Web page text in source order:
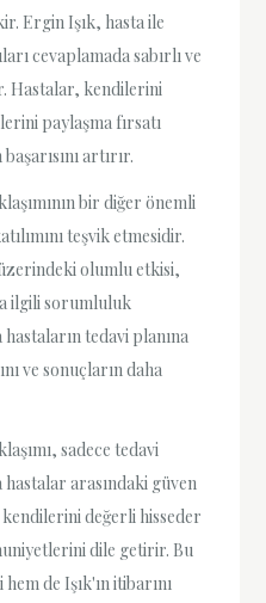
Ergin Işık, hasta ile
cevaplamada sabırlı ve
Hastalar, kendilerini
paylaşma fırsatı
artırır.
bir diğer önemli
teşvik etmesidir.
olumlu etkisi,
ilgili sorumluluk
tedavi planına
ve sonuçların daha
sadece tedavi
arasındaki güven
değerli hisseder
dile getirir. Bu
de Işık'ın itibarını